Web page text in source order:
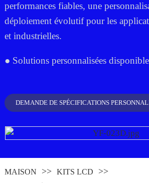
performances fiables, une
déploiement évolutif pour les
et industrielles.
● Solutions personnalisées
DEMANDE DE SPÉCIFICATIONS
MAISON
KITS LCD